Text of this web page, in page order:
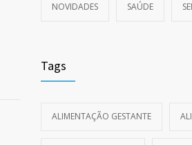
NOVIDADES SAÚDE
Tags
ALIMENTAÇÃO GESTANTE